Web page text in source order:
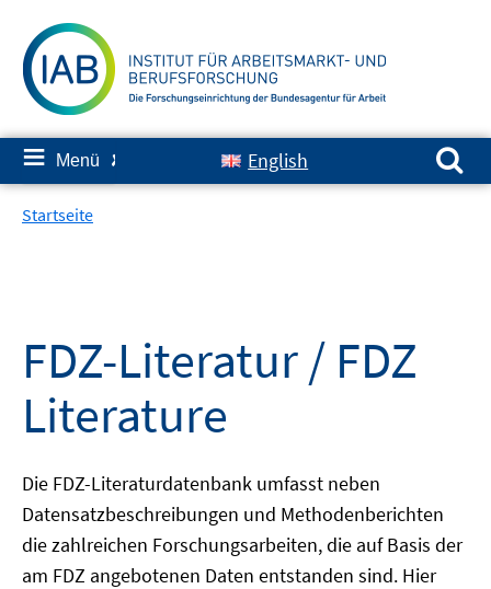
zum
Inhalt
≡ Menü ✘ English
Suchen nach:
Startseite
FDZ-Literatur / FDZ
Literature
Die FDZ-Literaturdatenbank umfasst neben
Datensatzbeschreibungen und Methodenberichten
die zahlreichen Forschungsarbeiten, die auf Basis der
am FDZ angebotenen Daten entstanden sind. Hier